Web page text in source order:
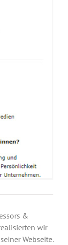
&
wir
Webseite.